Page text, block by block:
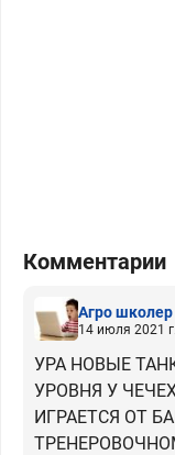
Комментарии
Агро школер
14 июля 2021 г.
УРА НОВЫЕ
УРОВНЯ У
ИГРАЕТСЯ ОТ